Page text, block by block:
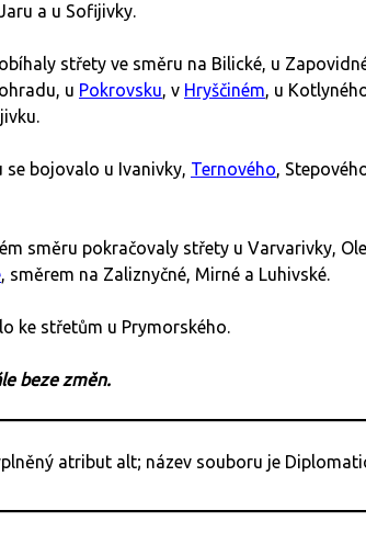
a u Sofijivky.
střety ve směru na Bilické, u
u Pokrovsku, v Hryščiném, u
bojovalo u Ivanivky, Ternového,
směru pokračovaly střety u Varvarivky,
, směrem na Zaliznyčné, Mirné a Luhivské.
ke střetům u Prymorského.
beze změn.